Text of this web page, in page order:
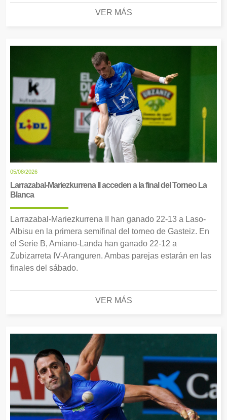
VER MÁS
05/08/2026
Larrazabal-Mariezkurrena II acceden a la final del Torneo La
Blanca
Larrazabal-Mariezkurrena II han ganado 22-13 a Laso-
Albisu en la primera semifinal del torneo de Gasteiz. En
el Serie B, Amiano-Landa han ganado 22-12 a
Zubizarreta IV-Aranguren. Ambas parejas estarán en las
finales del sábado.
VER MÁS